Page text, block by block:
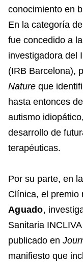
conocimiento en
En la categoría
fue concedido a la
investigadora del
(IRB Barcelona),
Nature que
hasta entonces
autismo
desarrollo de
terapéuticas.
Por su parte, en
Clínica, el premio
Aguado,
Sanitaria
publicado en
manifiesto que